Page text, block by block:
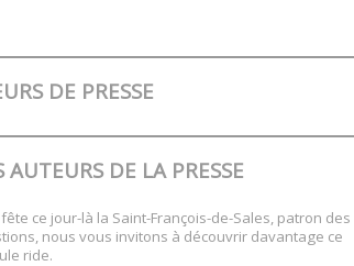
DE PRESSE
DE LA PRESSE
ce jour-là la Saint-François-de-Sales, patron des
nous vous invitons à découvrir davantage ce
ride.